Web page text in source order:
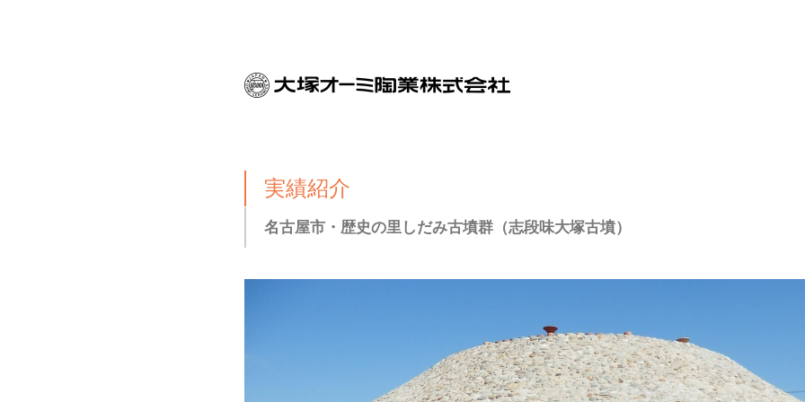
実績紹介
名古屋市・歴史の里しだみ古墳群（志段味大塚古墳）